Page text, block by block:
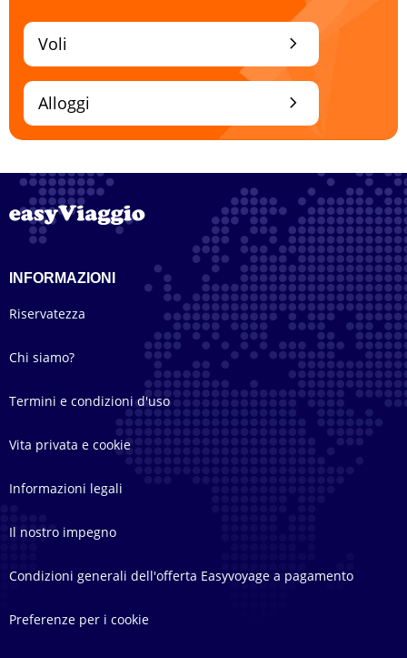
chevron_right
Voli
chevron_right
Alloggi
INFORMAZIONI
Riservatezza
Chi siamo?
Termini e condizioni d'uso
Vita privata e cookie
Informazioni legali
Il nostro impegno
Condizioni generali dell'offerta Easyvoyage a pagamento
Preferenze per i cookie